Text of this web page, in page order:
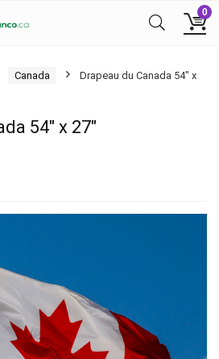
0
Canada
Drapeau du Canada 54″ x
54″ x 27″